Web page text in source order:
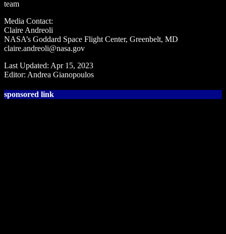
team
Media Contact:
Claire Andreoli
NASA’s Goddard Space Flight Center, Greenbelt, MD
claire.andreoli@nasa.gov
Last Updated: Apr 15, 2023
Editor: Andrea Gianopoulos
sponsored link